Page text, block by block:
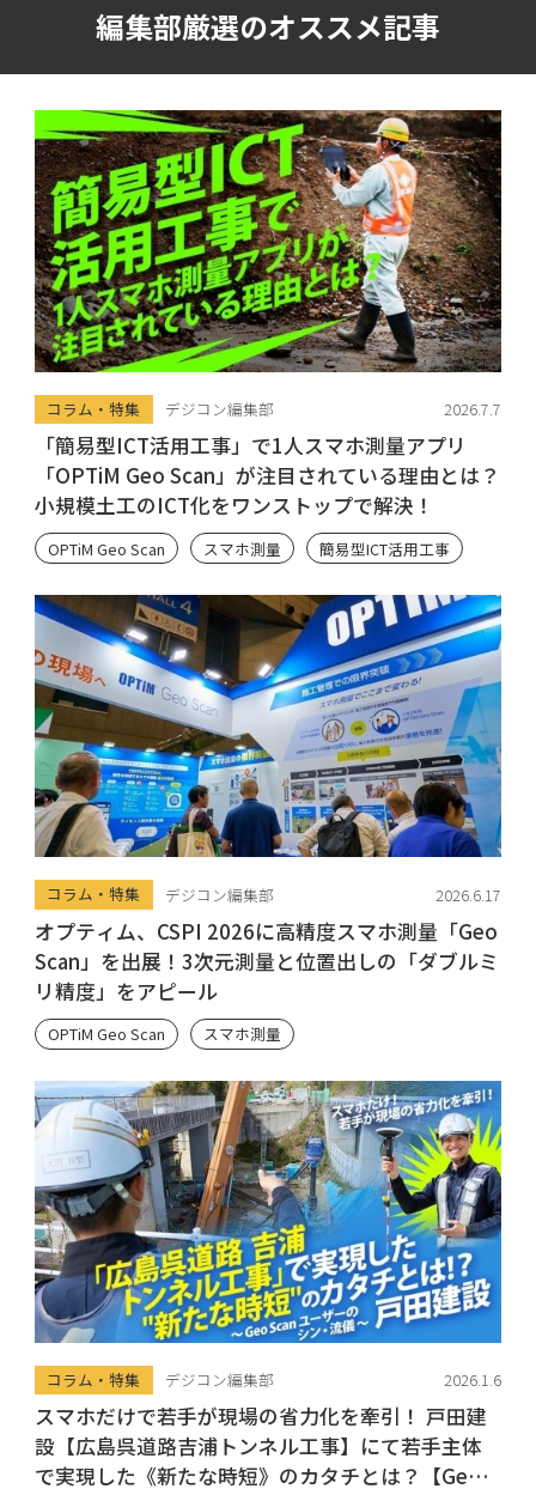
編集部厳選のオススメ記事
コラム・特集 デジコン編集部 2026.7.7
「簡易型ICT活用工事」で1人スマホ測量アプリ
「OPTiM Geo Scan」が注目されている理由とは？
小規模土工のICT化をワンストップで解決！
OPTiM Geo Scan スマホ測量 簡易型ICT活用工事
コラム・特集 デジコン編集部 2026.6.17
オプティム、CSPI 2026に高精度スマホ測量「Geo
Scan」を出展！3次元測量と位置出しの「ダブルミ
リ精度」をアピール
OPTiM Geo Scan スマホ測量
コラム・特集 デジコン編集部 2026.1.6
スマホだけで若手が現場の省力化を牽引！ 戸田建
設【広島呉道路吉浦トンネル工事】にて若手主体
で実現した《新たな時短》のカタチとは？【Geo